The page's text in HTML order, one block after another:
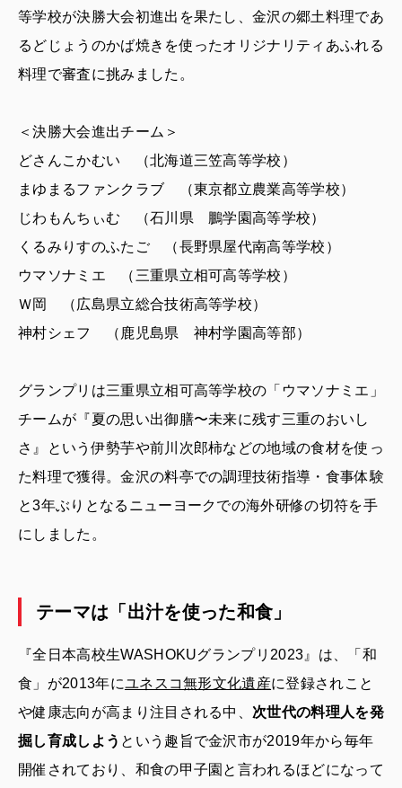
等学校が決勝大会初進出を果たし、金沢の郷土料理であ
るどじょうのかば焼きを使ったオリジナリティあふれる
料理で審査に挑みました。
＜決勝大会進出チーム＞
どさんこかむい （北海道三笠高等学校）
まゆまるファンクラブ （東京都立農業高等学校）
じわもんちぃむ （石川県 鵬学園高等学校）
くるみりすのふたご （長野県屋代南高等学校）
ウマソナミエ （三重県立相可高等学校）
Ｗ岡 （広島県立総合技術高等学校）
神村シェフ （鹿児島県 神村学園高等部）
グランプリは三重県立相可高等学校の「ウマソナミエ」
チームが『夏の思い出御膳〜未来に残す三重のおいし
さ』という伊勢芋や前川次郎柿などの地域の食材を使っ
た料理で獲得。金沢の料亭での調理技術指導・食事体験
と3年ぶりとなるニューヨークでの海外研修の切符を手
にしました。
テーマは「出汁を使った和食」
『全日本高校生WASHOKUグランプリ2023』は、「和
食」が2013年にユネスコ無形文化遺産に登録されこと
や健康志向が高まり注目される中、 次世代の料理人を発
掘し育成しよう という趣旨で金沢市が2019年から毎年
開催されており、和食の甲子園と言われるほどになって